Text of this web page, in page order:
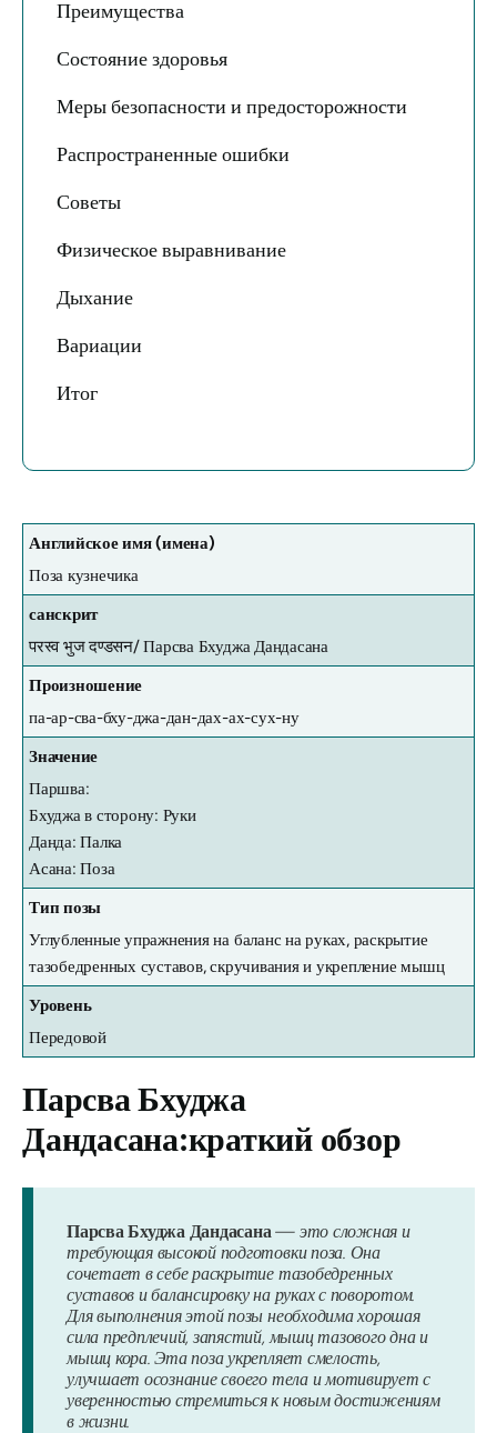
Преимущества
Состояние здоровья
Меры безопасности и предосторожности
Распространенные ошибки
Советы
Физическое выравнивание
Дыхание
Вариации
Итог
Английское имя (имена)
Поза кузнечика
санскрит
परस्व भुज दण्डसन/Парсва Бхуджа Дандасана
Произношение
па-ар-сва-бху-джа-дан-дах-ах-сух-ну
Значение
Паршва:
Бхуджа в сторону: Руки
Данда: Палка
Асана: Поза
Тип позы
Углубленные упражнения на баланс на руках, раскрытие
тазобедренных суставов, скручивания и укрепление мышц
Уровень
Передовой
Парсва Бхуджа
Дандасана:краткий обзор
Парсва Бхуджа Дандасана— это сложная и
требующая высокой подготовки поза. Она
сочетает в себе раскрытие тазобедренных
суставов и балансировку на руках с поворотом.
Для выполнения этой позы необходима хорошая
сила предплечий, запястий, мышц тазового дна и
мышц кора. Эта поза укрепляет смелость,
улучшает осознание своего тела и мотивирует с
уверенностью стремиться к новым достижениям
в жизни.